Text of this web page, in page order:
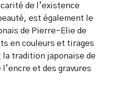
de l’existence
est également le
de Pierre-Elie de
en couleurs et tirages
tradition japonaise de
et des gravures